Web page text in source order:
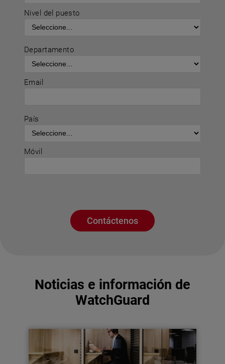
Nivel del puesto
Departamento
Email
País
Móvil
Contáctenos
Noticias e información de
WatchGuard